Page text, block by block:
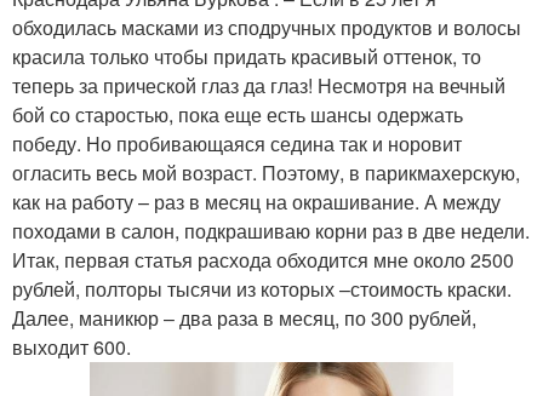
обходилась масками из сподручных продуктов и волосы
красила только чтобы придать красивый оттенок, то
теперь за прической глаз да глаз! Несмотря на вечный
бой со старостью, пока еще есть шансы одержать
победу. Но пробивающаяся седина так и норовит
огласить весь мой возраст. Поэтому, в парикмахерскую,
как на работу – раз в месяц на окрашивание. А между
походами в салон, подкрашиваю корни раз в две недели.
Итак, первая статья расхода обходится мне около 2500
рублей, полторы тысячи из которых –стоимость краски.
Далее, маникюр – два раза в месяц, по 300 рублей,
выходит 600.